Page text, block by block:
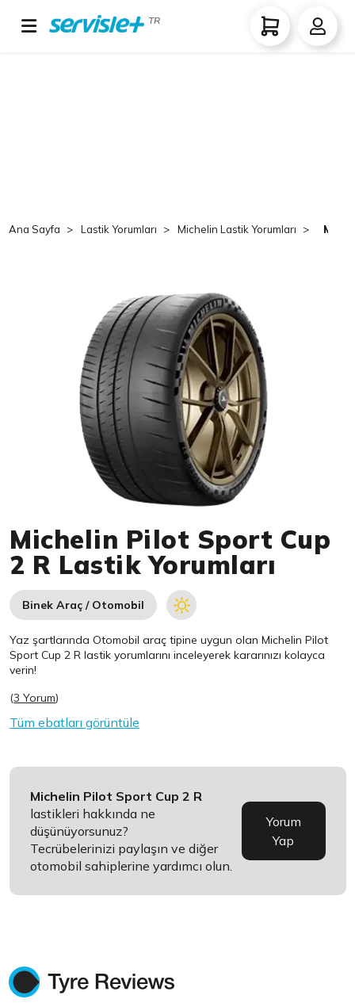
TR
Ana Sayfa Lastik Yorumları Michelin Lastik Yorumları
Michelin Pilot Sport Cup
2 R Lastik Yorumları
Binek Araç / Otomobil
Yaz şartlarında Otomobil araç tipine uygun olanMichelin Pilot
Sport Cup 2 R lastik yorumlarını inceleyerek kararınızı kolayca
verin!
(3 Yorum)
Tüm ebatları görüntüle
Michelin Pilot Sport Cup 2 R
lastikleri hakkında ne
düşünüyorsunuz?
Tecrübelerinizi paylaşın ve diğer
otomobil sahiplerine yardımcı olun.
Yorum
Yap